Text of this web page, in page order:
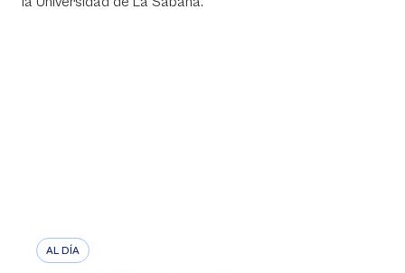
AL DÍA